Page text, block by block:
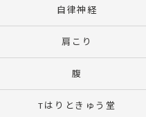
自律神経
肩こり
腹
Tはりときゅう堂